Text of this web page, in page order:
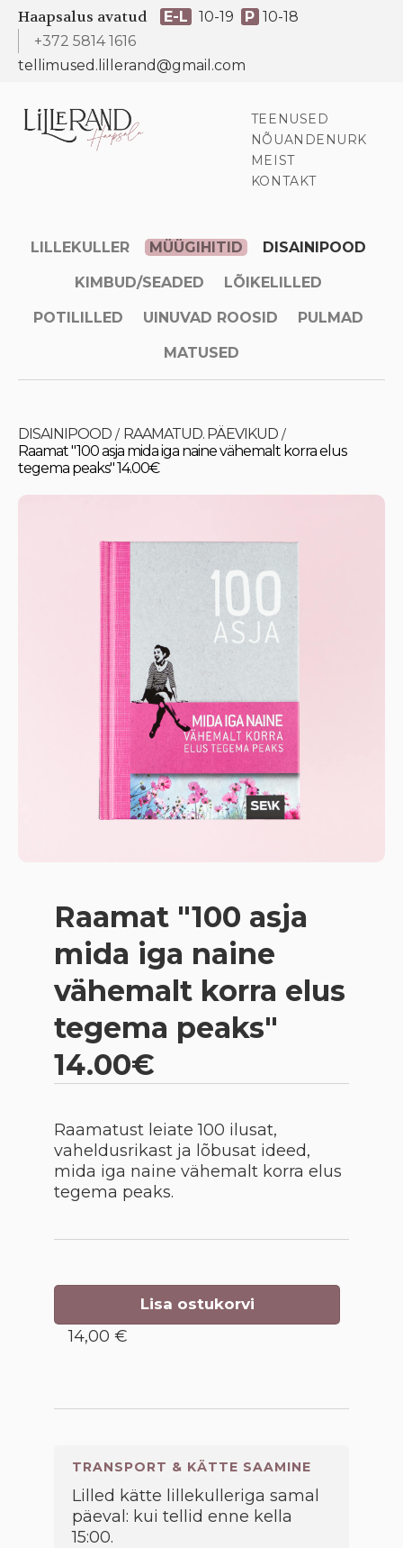
Haapsalus avatud E-L 10-19 P 10-18
+372 5814 1616
tellimused.lillerand@gmail.com
TEENUSED
NÕUANDENURK
MEIST
KONTAKT
LILLEKULLER MÜÜGIHITID DISAINIPOOD
KIMBUD/SEADED LÕIKELILLED
POTILILLED UINUVAD ROOSID PULMAD
MATUSED
DISAINIPOOD / RAAMATUD. PÄEVIKUD /
Raamat "100 asja mida iga naine vähemalt korra elus
tegema peaks" 14.00€
Raamat "100 asja
mida iga naine
vähemalt korra elus
tegema peaks"
14.00€
Raamatust leiate 100 ilusat,
vaheldusrikast ja lõbusat ideed,
mida iga naine vähemalt korra elus
tegema peaks.
Lisa ostukorvi
14,00 €
TRANSPORT & KÄTTE SAAMINE
Lilled kätte lillekulleriga samal
päeval: kui tellid enne kella
15:00.